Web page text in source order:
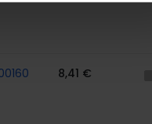
8,41 €